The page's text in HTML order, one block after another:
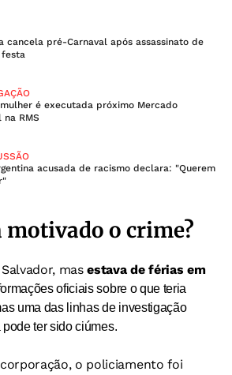
cancela pré-Carnaval após assassinato de
festa
é executada próximo Mercado
na RMS
acusada de racismo declara: "Querem
motivado o crime?
masestava de férias em
oficiais sobre o que teria
uma das linhas de investigação
ter sido ciúmes.
o policiamento foi